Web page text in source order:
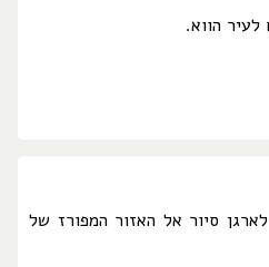
סיור אל האזור המפורז של